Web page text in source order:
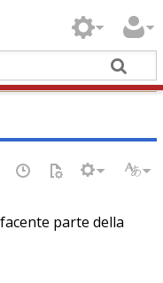
parte della